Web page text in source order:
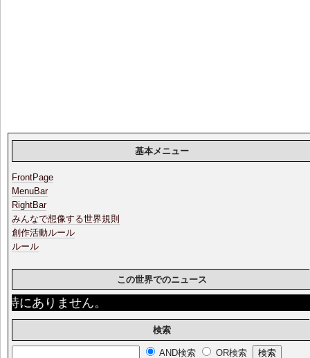
基本メニュー
FrontPage
MenuBar
RightBar
みんなで想像する世界規則
創作活動ルール
ルール
この世界でのニュース
にありません。
検索
AND検索 OR検索